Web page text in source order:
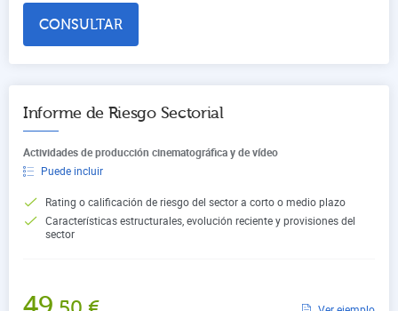
CONSULTAR
Informe de Riesgo Sectorial
Actividades de producción cinematográfica y de vídeo
Puede incluir
Rating o calificación de riesgo del sector a corto o medio plazo
Características estructurales, evolución reciente y provisiones del
sector